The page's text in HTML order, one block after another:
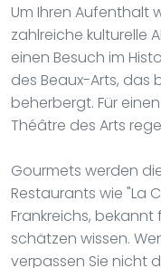
Um Ihren Aufenthalt
zahlreiche kulturelle
einen Besuch im
des Beaux-Arts, das
beherbergt. Für
Théâtre des Arts
Gourmets werden
Restaurants wie "La
Frankreichs,
schätzen wissen.
verpassen Sie nicht